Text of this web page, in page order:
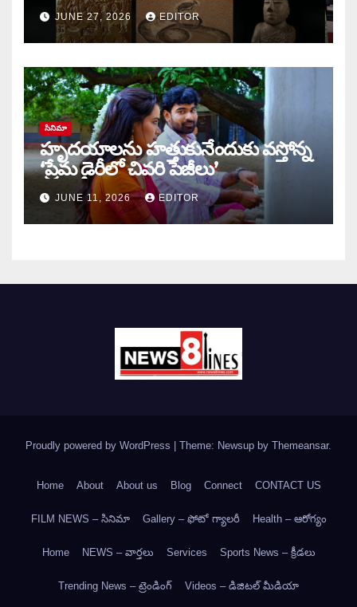
JUNE 27, 2026 EDITOR
సినిమా
హృదయాలను హత్తుకునేందుకు వస్తోన్న
‘ప్రేమ డైరీలో చివరి పేజీలు’
JUNE 11, 2026 EDITOR
Proudly powered by WordPress Theme: Newsup by Themeansar.
Home About About us Blog Connect CONTACT US
FILM NEWS – సినిమా Gallery – ఫోటో గ్యాలరీ Health – ఆరోగ్యం
Home NEWS – వార్త‌లు Services Sports News – క్రీడలు
Trending News – ట్రెండింగ్ Videos – డిజిటల్ మీడియా